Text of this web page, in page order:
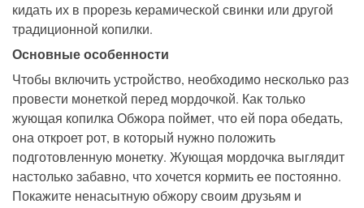
кидать их в прорезь керамической свинки или другой
традиционной копилки.
Основные особенности
Чтобы включить устройство, необходимо несколько раз
провести монеткой перед мордочкой. Как только
жующая копилка Обжора поймет, что ей пора обедать,
она откроет рот, в который нужно положить
подготовленную монетку. Жующая мордочка выглядит
настолько забавно, что хочется кормить ее постоянно.
Покажите ненасытную обжору своим друзьям и